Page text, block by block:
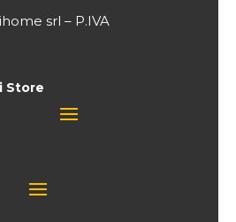
srl – P.IVA
Store